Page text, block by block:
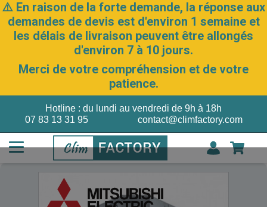
⚠️ En raison de la forte demande, la réponse aux
demandes de devis est d'environ 1 semaine et
les délais de livraison peuvent être allongés
d'environ 7 à 10 jours.
Merci de votre compréhension et de votre
patience.
07 83 13 31 95
Hotline : du lundi au vendredi de 9h à 18h
contact@climfactory.com